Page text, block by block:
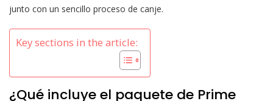
junto con un sencillo proceso de canje.
Key sections in the article:
¿Qué incluye el paquete de Prime